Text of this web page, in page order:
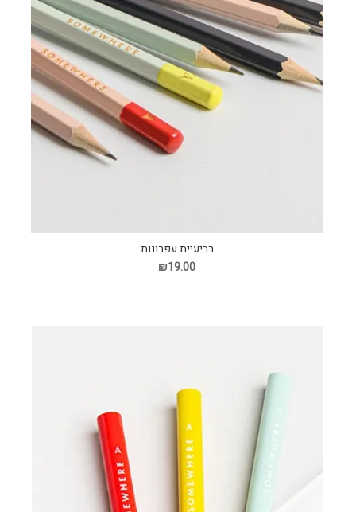
רביעיית עפרונות
₪19.00